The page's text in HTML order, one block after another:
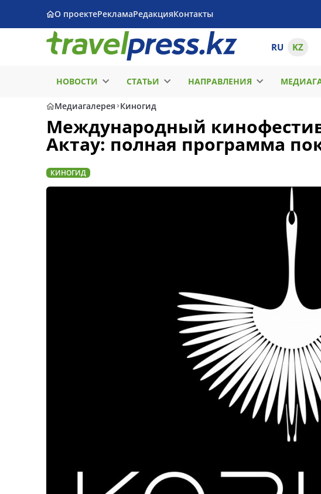
О проектеРекламаРедакцияКонтакты
RU KZ
НОВОСТИ СТАТЬИ НАПРАВЛЕНИЯ
Медиагалерея Киногид
Международный
Актау: полная программа
КИНОГИД